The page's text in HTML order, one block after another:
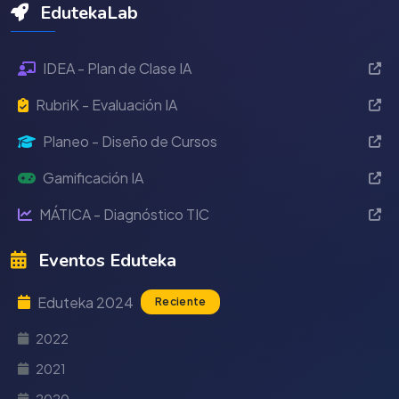
EdutekaLab
IDEA - Plan de Clase IA
RubriK - Evaluación IA
Planeo - Diseño de Cursos
Gamificación IA
MÁTICA - Diagnóstico TIC
Eventos Eduteka
Eduteka 2024 Reciente
2022
2021